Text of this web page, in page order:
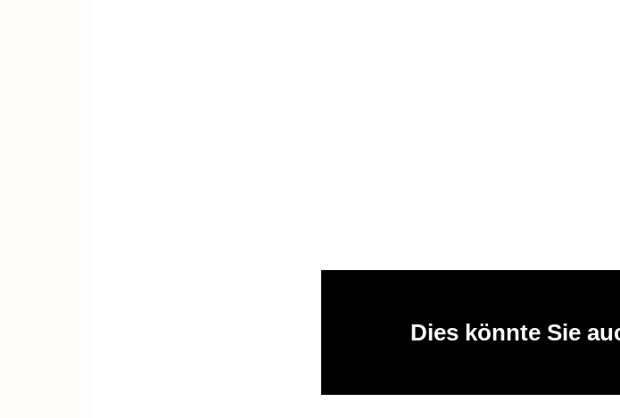
Dies könnte Sie